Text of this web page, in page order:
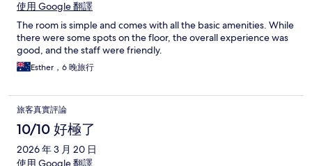
使用 Google 翻譯
The room is simple and comes with all the basic amenities. While
there were some spots on the floor, the overall experience was
good, and the staff were friendly.
Esther，6 晚旅行
旅客真實評論
10/10 好極了
2026 年 3 月 20 日
使用 Google 翻譯